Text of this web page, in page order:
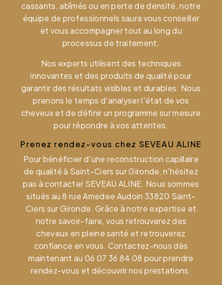
cassants, abîmés ou en perte de densité, notre
équipe de professionnels saura vous conseiller
et vous accompagner tout au long du
processus de traitement.
Nos experts utilisent des techniques
innovantes et des produits de qualité pour
garantir des résultats visibles et durables. Nous
prenons le temps d'analyser l'état de vos
cheveux et de définir un programme sur mesure
pour répondre à vos attentes.
Prenez rendez-vous chez SEVEAU ALINE
Pour bénéficier d'une reconstruction capillaire
de qualité à Saint-Ciers sur Gironde, n'hésitez
pas à contacter SEVEAU ALINE. Nous sommes
situés au 8 rue Amedee Audoin 33820 Saint-
Ciers sur Gironde. Grâce à notre expertise et
notre savoir-faire, vous retrouverez des
cheveux en pleine santé et retrouverez
confiance en vous. Contactez-nous dès
maintenant au 06 07 36 84 08 pour prendre
rendez-vous et découvrir nos prestations.